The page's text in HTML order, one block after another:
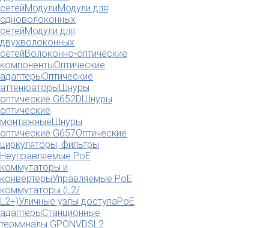
сетейМодулиМодули для
одноволоконных
сетейМодули для
двухволоконных
сетейВолоконно-оптические
компонентыОптические
адаптерыОптические
аттенюаторыШнуры
оптические G652DШнуры
оптические
монтажныеШнуры
оптические G657Оптические
циркуляторы, фильтры
Неуправляемые PoE
коммутаторы и
конвертерыУправляемые PoE
коммутаторы (L2/
L2+)Уличные узлы доступаPoE
адаптерыСтанционные
терминалы GPONVDSL2